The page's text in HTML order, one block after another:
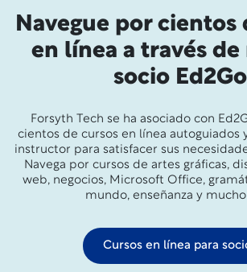
Navegue por cientos
en línea a través
socio Ed2Go
Forsyth Tech se ha asociado con
cientos de cursos en línea autoguiados
instructor para satisfacer sus
Navega por cursos de artes gráficas,
web, negocios, Microsoft Office,
mundo, enseñanza y
Cursos en línea para